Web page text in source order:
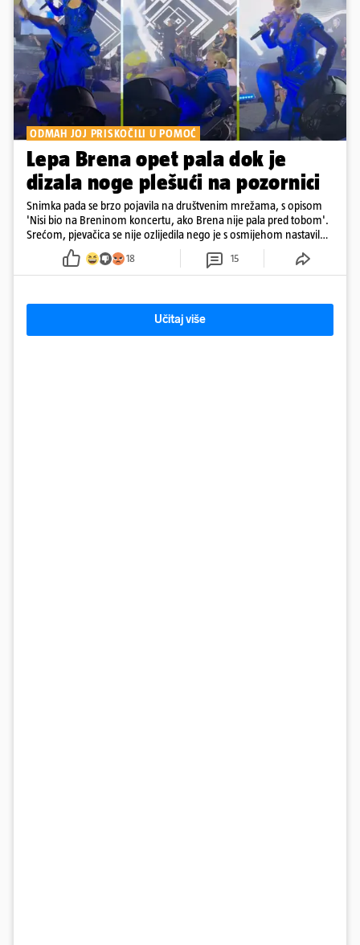
ODMAH JOJ PRISKOČILI U POMOĆ
Lepa Brena opet pala dok je
dizala noge plešući na pozornici
Snimka pada se brzo pojavila na društvenim mrežama, s opisom
'Nisi bio na Breninom koncertu, ako Brena nije pala pred tobom'.
Srećom, pjevačica se nije ozlijedila nego je s osmijehom nastavila
18 15
Učitaj više